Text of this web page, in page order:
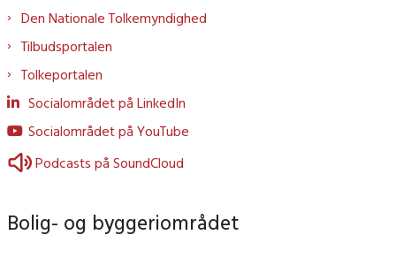
Den Nationale Tolkemyndighed
Tilbudsportalen
Tolkeportalen
Socialområdet på LinkedIn
Socialområdet på YouTube
Podcasts på SoundCloud
Bolig- og byggeriområdet